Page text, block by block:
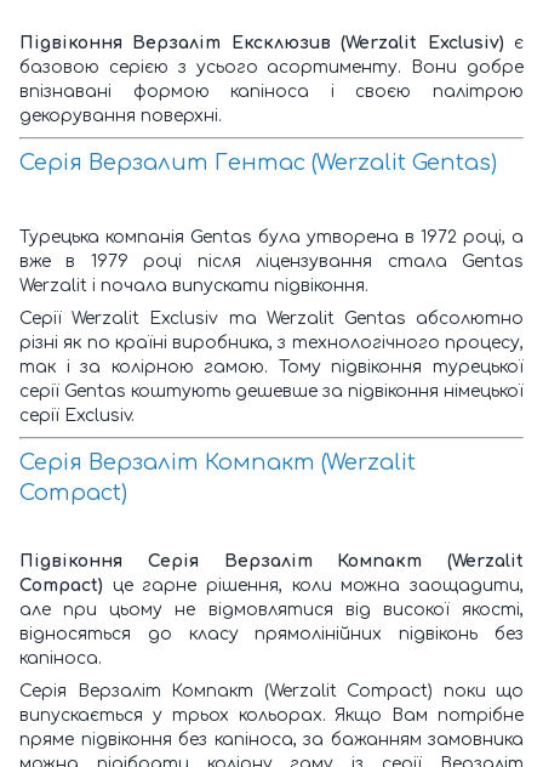
Підвіконня Верзаліт Ексклюзив (Werzalit Exclusiv) є
базовою серією з усього асортименту. Вони добре
впізнавані формою капіноса і своєю палітрою
декорування поверхні.
Серія Верзалит Гентас (Werzalit Gentas)
Турецька компанія Gentas була утворена в 1972 році, а
вже в 1979 році після ліцензування стала Gentas
Werzalit і почала випускати підвіконня.
Серії Werzalit Exclusiv та Werzalit Gentas абсолютно
різні як по країні виробника, з технологічного процесу,
так і за колірною гамою. Тому підвіконня турецької
серії Gentas коштують дешевше за підвіконня німецької
серії Exclusiv.
Серія Верзаліт Компакт (Werzalit
Compact)
Підвіконня Серія Верзаліт Компакт (Werzalit
Compact) це гарне рішення, коли можна заощадити,
але при цьому не відмовлятися від високої якості,
відносяться до класу прямолінійних підвіконь без
капіноса.
Серія Верзаліт Компакт (Werzalit Compact) поки що
випускається у трьох кольорах. Якщо Вам потрібне
пряме підвіконня без капіноса, за бажанням замовника